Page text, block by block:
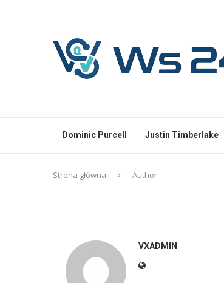
Dominic Purcell Justin Timberlake
Strona główna Author
VXADMIN